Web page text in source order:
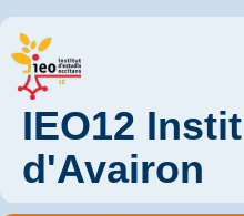
IEO12
d'Avairon